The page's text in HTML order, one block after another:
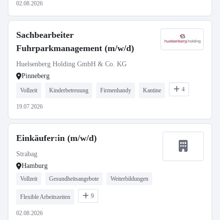
02.08.2026
Sachbearbeiter
Fuhrparkmanagement (m/w/d)
Huelsenberg Holding GmbH & Co. KG
Pinneberg
Vollzeit Kinderbetreuung Firmenhandy Kantine 4
19.07.2026
Einkäufer:in (m/w/d)
Strabag
Hamburg
Vollzeit Gesundheitsangebote Weiterbildungen
Flexible Arbeitszeiten 9
02.08.2026